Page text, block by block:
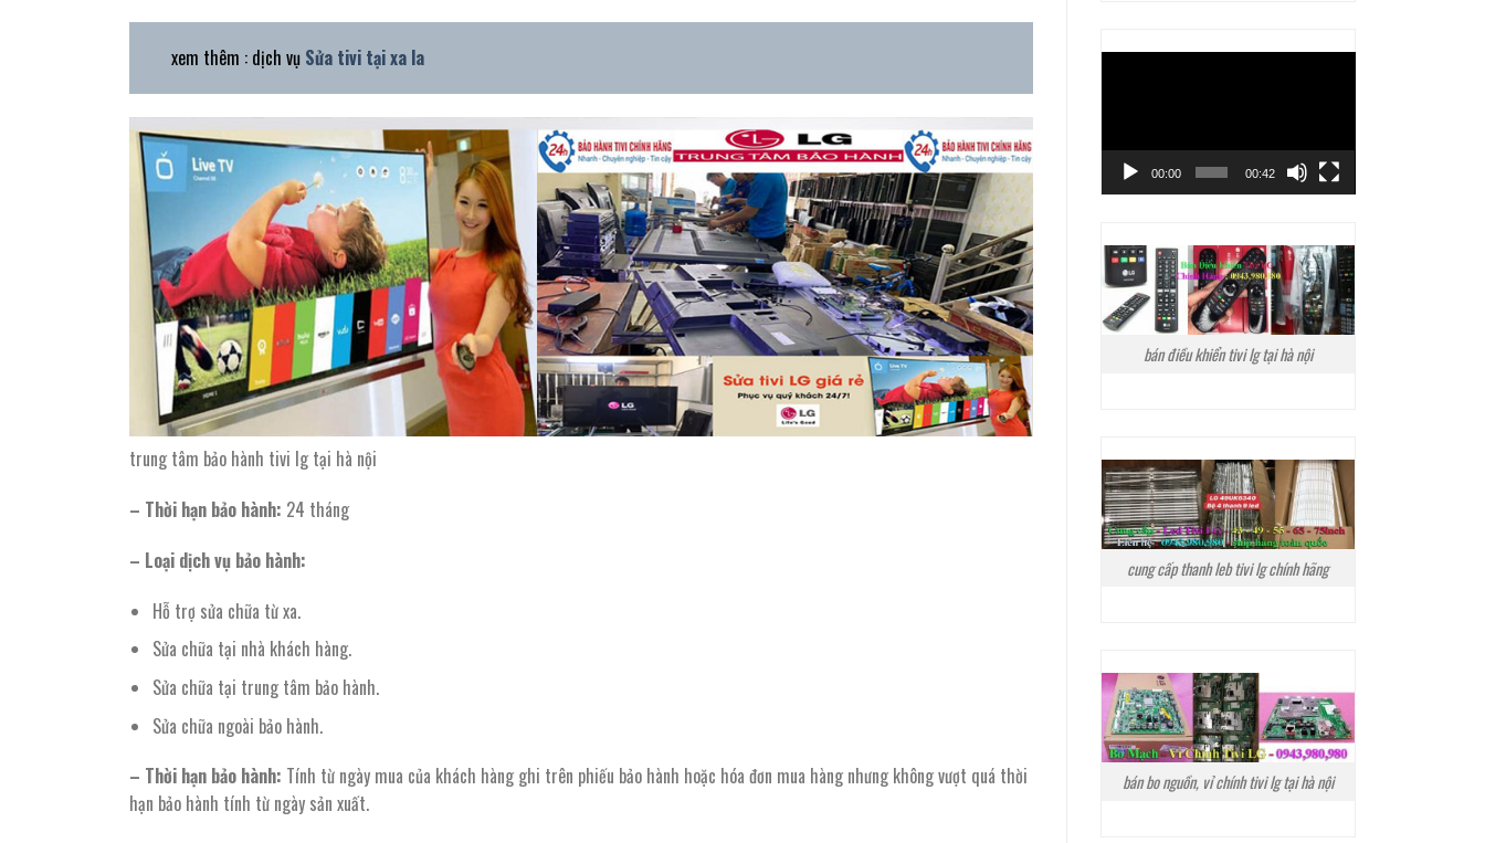
xem thêm : dịch vụ Sửa tivi tại xa la
trung tâm bảo hành tivi lg tại hà nội
– Thời hạn bảo hành: 24 tháng
– Loại dịch vụ bảo hành:
Hỗ trợ sửa chữa từ xa.
Sửa chữa tại nhà khách hàng.
Sửa chữa tại trung tâm bảo hành.
Sửa chữa ngoài bảo hành.
– Thời hạn bảo hành: Tính từ ngày mua của khách hàng ghi trên phiếu bảo hành hoặc hóa đơn mua hàng nhưng không vượt quá thời
hạn bảo hành tính từ ngày sản xuất.
00:00 00:42
bán điều khiển tivi lg tại hà nội
cung cấp thanh leb tivi lg chính hãng
bán bo nguồn, vỉ chính tivi lg tại hà nội